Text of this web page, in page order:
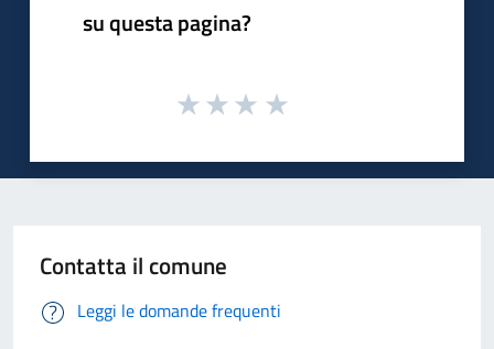
su questa pagina?
Contatta il comune
Leggi le domande frequenti